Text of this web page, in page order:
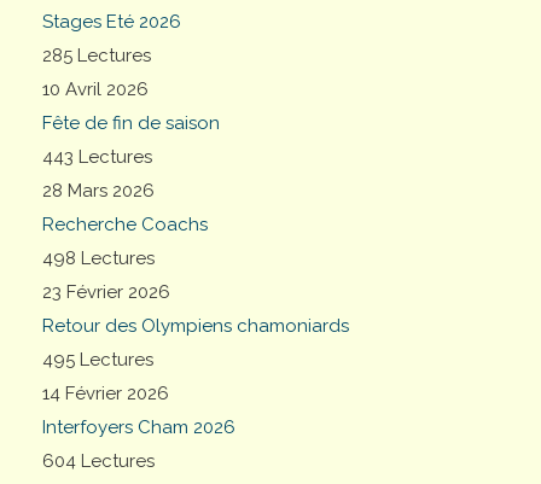
Stages Eté 2026
285 Lectures
10 Avril 2026
Fête de fin de saison
443 Lectures
28 Mars 2026
Recherche Coachs
498 Lectures
23 Février 2026
Retour des Olympiens chamoniards
495 Lectures
14 Février 2026
Interfoyers Cham 2026
604 Lectures